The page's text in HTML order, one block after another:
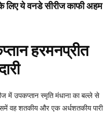
लिए ये वनडे सीरीज काफी अहम
हरमनप्रीत
में उपकप्तान स्मृति मंधाना का बल्ले से
वह शतकीय और एक अर्धशतकीय पारी